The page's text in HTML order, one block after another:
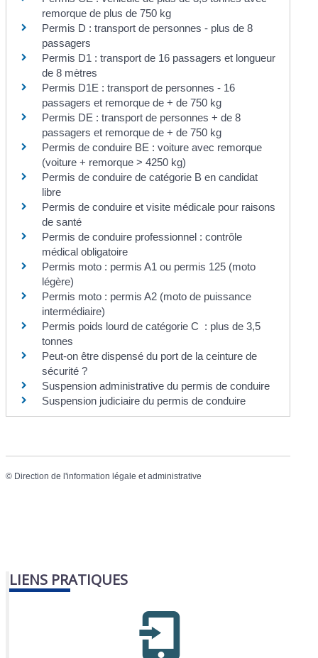
remorque de plus de 750 kg
Permis D : transport de personnes - plus de 8
passagers
Permis D1 : transport de 16 passagers et longueur
de 8 mètres
Permis D1E : transport de personnes - 16
passagers et remorque de + de 750 kg
Permis DE : transport de personnes + de 8
passagers et remorque de + de 750 kg
Permis de conduire BE : voiture avec remorque
(voiture + remorque > 4250 kg)
Permis de conduire de catégorie B en candidat
libre
Permis de conduire et visite médicale pour raisons
de santé
Permis de conduire professionnel : contrôle
médical obligatoire
Permis moto : permis A1 ou permis 125 (moto
légère)
Permis moto : permis A2 (moto de puissance
intermédiaire)
Permis poids lourd de catégorie C : plus de 3,5
tonnes
Peut-on être dispensé du port de la ceinture de
sécurité ?
Suspension administrative du permis de conduire
Suspension judiciaire du permis de conduire
© Direction de l'information légale et administrative
LIENS PRATIQUES